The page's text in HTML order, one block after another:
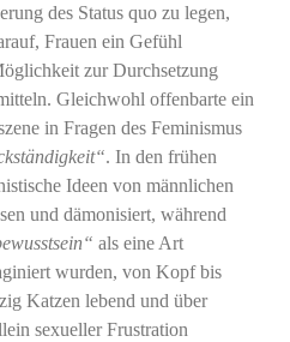
des Status quo zu legen,
Frauen ein Gefühl
zur Durchsetzung
Gleichwohl offenbarte ein
in Fragen des Feminismus
. In den frühen
Ideen von männlichen
und dämonisiert, während
als eine Art
wurden, von Kopf bis
Katzen lebend und über
sexueller Frustration